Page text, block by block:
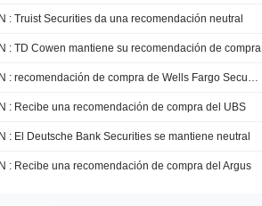
: Truist Securities da una recomendación neutral
: TD Cowen mantiene su recomendación de compra
CARNIVAL CORPORATION : recomendación de compra de Wells Fargo Securities
: Recibe una recomendación de compra del UBS
: El Deutsche Bank Securities se mantiene neutral
: Recibe una recomendación de compra del Argus